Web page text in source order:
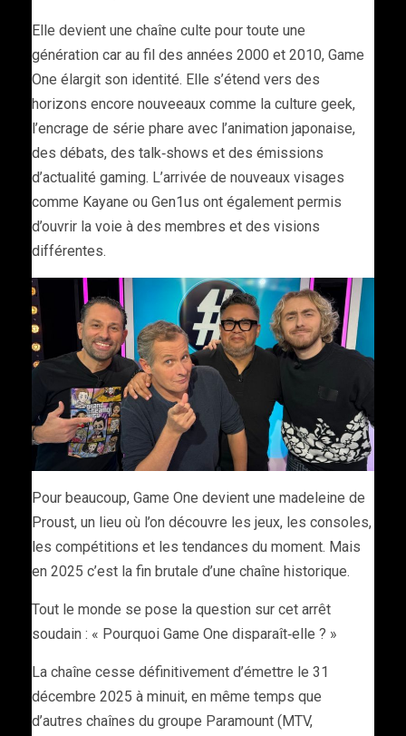
Elle devient une chaîne culte pour toute une
génération car au fil des années 2000 et 2010, Game
One élargit son identité. Elle s’étend vers des
horizons encore nouveeaux comme la culture geek,
l’encrage de série phare avec l’animation japonaise,
des débats, des talk‑shows et des émissions
d’actualité gaming. L’arrivée de nouveaux visages
comme Kayane ou Gen1us ont également permis
d’ouvrir la voie à des membres et des visions
différentes.
Pour beaucoup, Game One devient une madeleine de
Proust, un lieu où l’on découvre les jeux, les consoles,
les compétitions et les tendances du moment. Mais
en 2025 c’est la fin brutale d’une chaîne historique.
Tout le monde se pose la question sur cet arrêt
soudain : « Pourquoi Game One disparaît‑elle ? »
La chaîne cesse définitivement d’émettre le 31
décembre 2025 à minuit, en même temps que
d’autres chaînes du groupe Paramount (MTV,